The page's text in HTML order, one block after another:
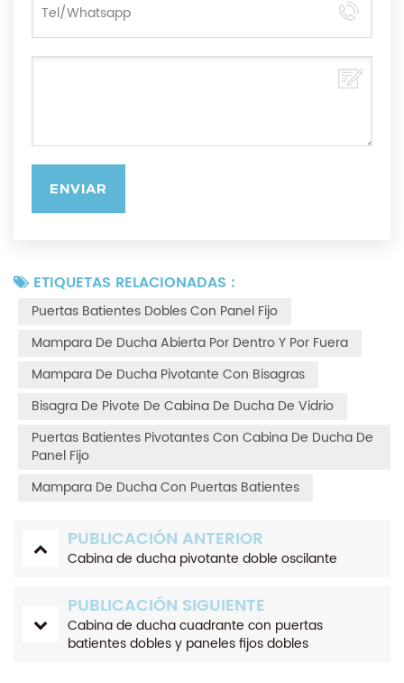
ETIQUETAS RELACIONADAS :
Puertas Batientes Dobles Con Panel Fijo
Mampara De Ducha Abierta Por Dentro Y Por Fuera
Mampara De Ducha Pivotante Con Bisagras
Bisagra De Pivote De Cabina De Ducha De Vidrio
Puertas Batientes Pivotantes Con Cabina De Ducha De
Panel Fijo
Mampara De Ducha Con Puertas Batientes
PUBLICACIÓN ANTERIOR
Cabina de ducha pivotante doble oscilante
PUBLICACIÓN SIGUIENTE
Cabina de ducha cuadrante con puertas
batientes dobles y paneles fijos dobles